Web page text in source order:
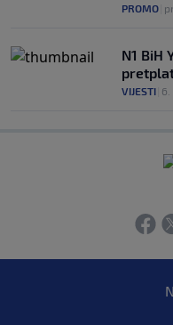
PROMO
N1 BiH
VIJESTI 6.